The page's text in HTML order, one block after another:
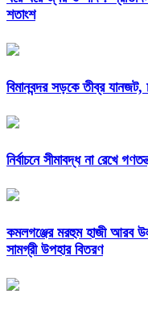
শতাংশ
বিমানবন্দর সড়কে তীব্র যানজট,
নির্বাচনে সীমাবদ্ধ না রেখে
কমলগঞ্জের মরহুম হাজী আরব
সামগ্রী উপহার বিতরণ